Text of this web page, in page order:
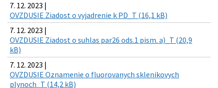
7. 12. 2023 |
OVZDUSIE Ziadost o vyjadrenie k PD_T (16,1 kB)
7. 12. 2023 |
OVZDUSIE Ziadost o suhlas par26 ods.1 pism. a)_T (20,9
kB)
7. 12. 2023 |
OVZDUSIE Oznamenie o fluorovanych sklenikovych
plynoch_T (14,2 kB)